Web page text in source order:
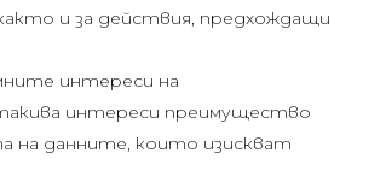
и за действия, предхождащи
интереси на
интереси преимущество
на данните, които изискват